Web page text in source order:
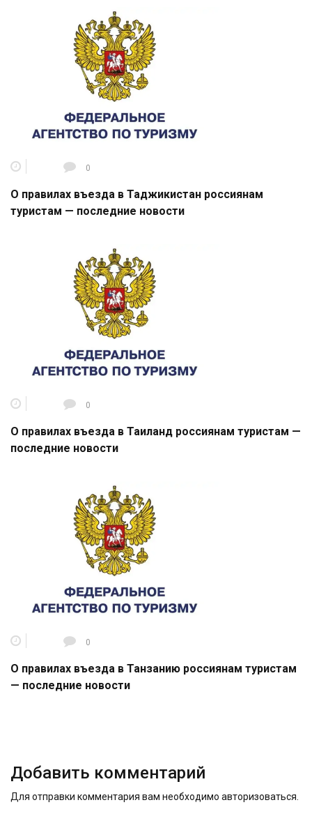
0
О правилах въезда в Таджикистан россиянам
туристам — последние новости
0
О правилах въезда в Таиланд россиянам туристам —
последние новости
0
О правилах въезда в Танзанию россиянам туристам
— последние новости
Добавить комментарий
Для отправки комментария вам необходимо авторизоваться